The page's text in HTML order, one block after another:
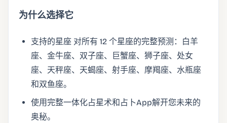
为什么选择它
支持的星座 对所有 12 个星座的完整预测：白羊
座、金牛座、双子座、巨蟹座、狮子座、处女
座、天秤座、天蝎座、射手座、摩羯座、水瓶座
和双鱼座。
使用完整一体化占星术和占卜App解开您未来的
奥秘。